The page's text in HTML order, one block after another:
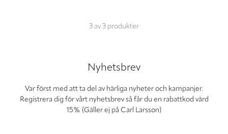
3 av 3 produkter
Nyhetsbrev
Var först med att ta del av härliga nyheter och kampanjer.
Registrera dig för vårt nyhetsbrev så får du en rabattkod värd
15% (Gäller ej på Carl Larsson)